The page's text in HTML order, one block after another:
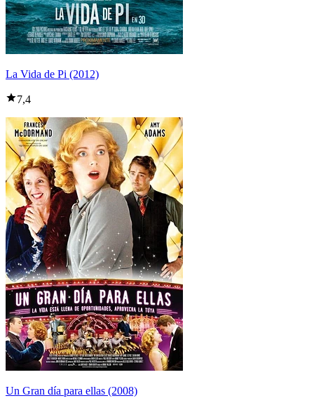
La Vida de Pi (2012)
7,4
Un Gran día para ellas (2008)